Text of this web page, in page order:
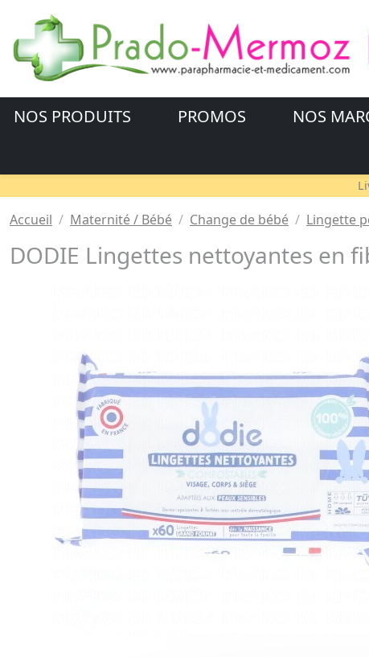
NOS PRODUITS PROMOS NOS
Accueil Maternité / Bébé Change de bébé Lingette
DODIE Lingettes nettoyantes en